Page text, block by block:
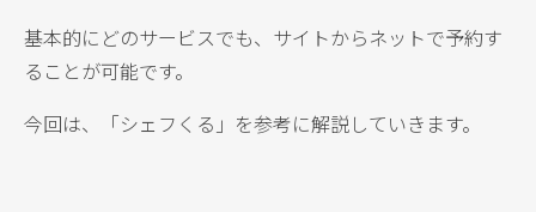
基本的にどのサービスでも、サイトからネットで予約す
ることが可能です。
今回は、「シェフくる」を参考に解説していきます。